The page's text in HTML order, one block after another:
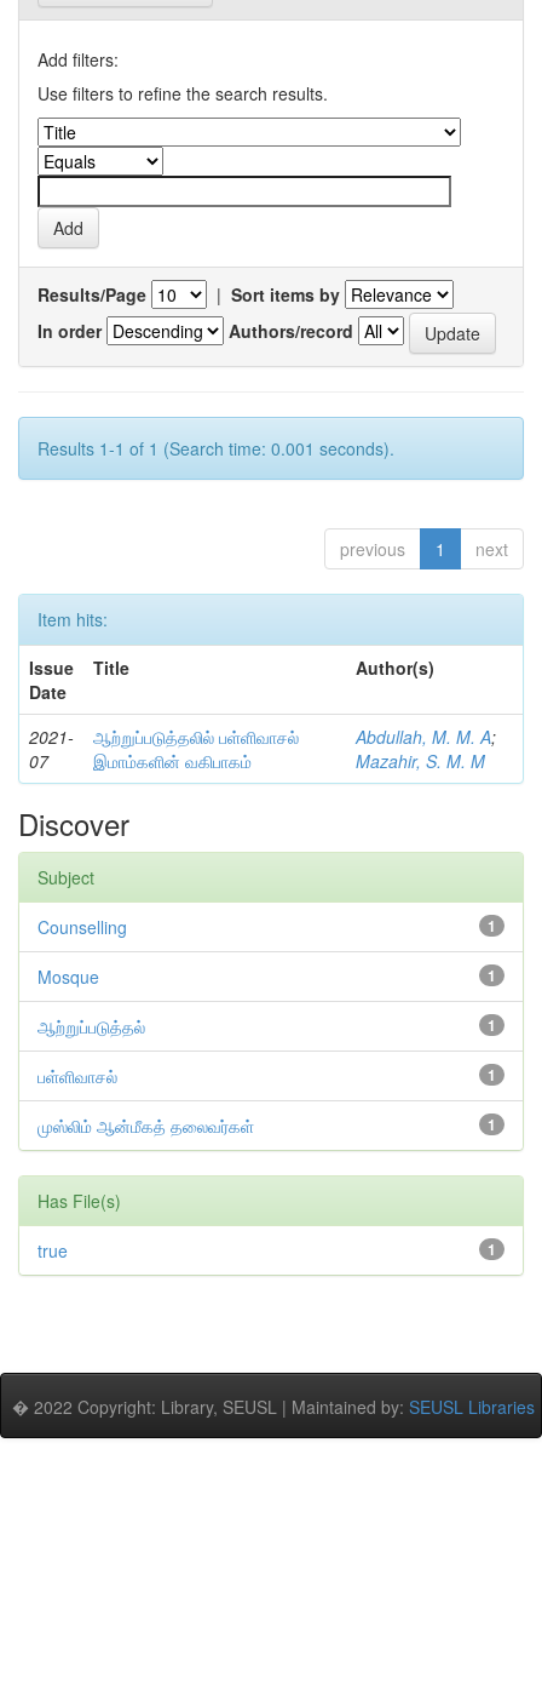
Add filters:
Use filters to refine the search results.
Results/Page | Sort items by
In order
Authors/record
Results 1-1 of 1 (Search time: 0.001 seconds).
previous 1 next
Item hits:
Issue
Date
Title Author(s)
2021-
07
ஆற்றுப்படுத்தலில் பள்ளிவாசல்
இமாம்களின் வகிபாகம்
Abdullah, M. M. A;
Mazahir, S. M. M
Discover
Subject
1
Counselling
1
Mosque
1
ஆற்றுப்படுத்தல்
1
பள்ளிவாசல்
1
முஸ்லிம் ஆன்மீகத் தலைவர்கள்
Has File(s)
1
true
� 2022 Copyright: Library, SEUSL | Maintained by: SEUSL Libraries